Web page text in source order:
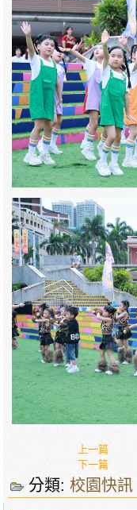
上一篇
下一篇
分類:校園快訊